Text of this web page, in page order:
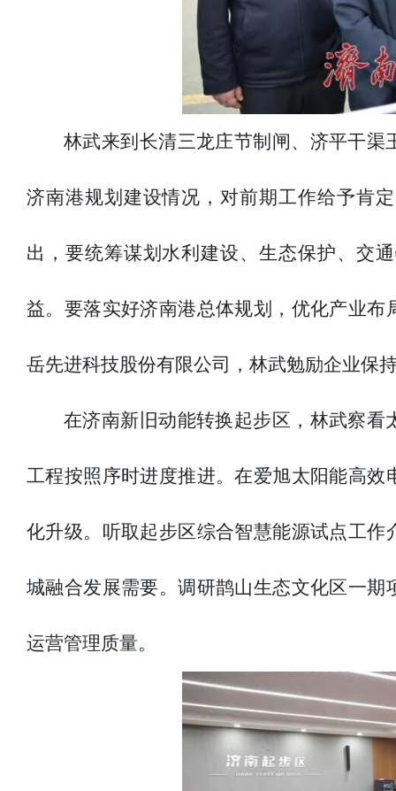
林武来到长清三龙庄节制闸、济平干
济南港规划建设情况，对前期工作给予肯
出，要统筹谋划水利建设、生态保护、交
益。要落实好济南港总体规划，优化产业
岳先进科技股份有限公司，林武勉励企业保
在济南新旧动能转换起步区，林武察
工程按照序时进度推进。在爱旭太阳能高
化升级。听取起步区综合智慧能源试点工
城融合发展需要。调研鹊山生态文化区一
运营管理质量。